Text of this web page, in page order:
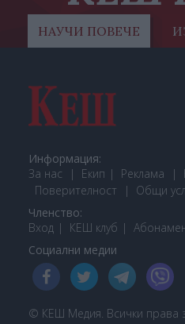
НАУЧИ ПОВЕЧЕ
Информация:
За нас
Екип Реклама
Поверителност
Общи
Членство:
Вход
КЕШ клуб Або
Социални медии
© КЕШ Медия. Всички права